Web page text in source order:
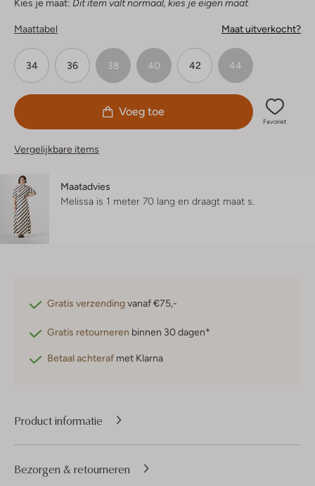
Kies je maat: Dit item valt normaal, kies je eigen maat
Maattabel Maat uitverkocht?
34 36 38 40 42 44
Voeg toe
Favoriet
Vergelijkbare items
Maatadvies
Melissa is 1 meter 70 lang en draagt maat s.
Gratis verzendingvanaf €75,-
Gratis retourneren binnen 30 dagen*
Betaal achteraf met Klarna
Product informatie
Bezorgen & retourneren